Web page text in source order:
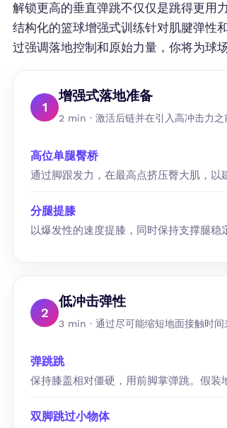
解锁更高的垂直弹跳不仅仅是跳得更用
结构化的篮球增强式训练针对肌腱弹性
过强调落地控制和原始力量，你将为球
1
增强式落地准备
2 min · 激活后链并在引入高冲击力之
高位单腿臀桥
通过脚跟发力，在最高点挤压臀大肌，以
分腿提膝
以爆发性的速度提膝，同时保持支撑腿稳
2
低冲击弹性
3 min · 通过尽可能缩短地面接触时间
弹跳跳
保持膝盖相对僵硬，用前脚掌弹跳。假装
双脚跳过小物体